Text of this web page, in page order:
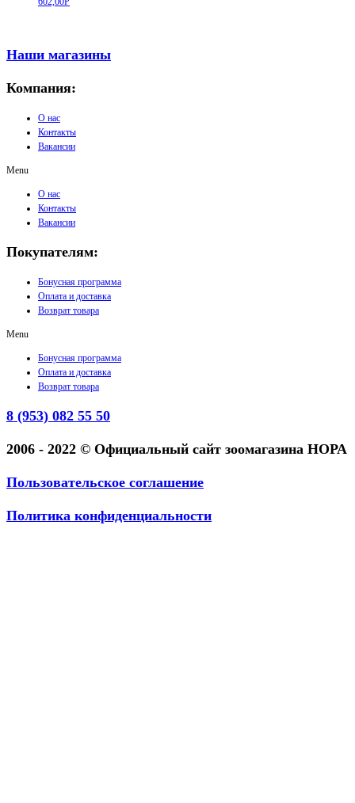
Наши магазины
Компания:
О нас
Контакты
Вакансии
Menu
О нас
Контакты
Вакансии
Покупателям:
Бонусная программа
Оплата и доставка
Возврат товара
Menu
Бонусная программа
Оплата и доставка
Возврат товара
8 (953) 082 55 50
2006 - 2022 © Официальный сайт зоомагазина НОРА
Пользовательское соглашение
Политика конфиденциальности